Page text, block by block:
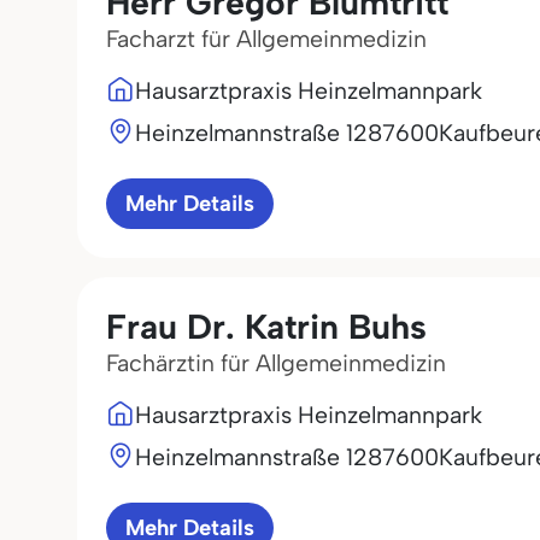
Facharzt für Allgemeinmedizin
Hausarztpraxis Heinzelmannpark
Heinzelmannstraße 1287600
Mehr Details
Frau Dr. Katrin Buhs
Fachärztin für Allgemeinmedizin
Hausarztpraxis Heinzelmannpark
Heinzelmannstraße 1287600
Mehr Details